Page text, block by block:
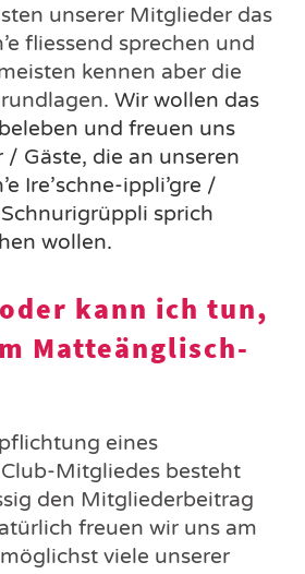
unserer Mitglieder das
fliessend sprechen und
kennen aber die
Wir wollen das
und freuen uns
Gäste, die an unseren
Ire’schne-ippli’gre /
sprich
wollen.
kann ich tun,
Matteänglisch-
eines
Mitgliedes besteht
den Mitgliederbeitrag
freuen wir uns am
viele unserer